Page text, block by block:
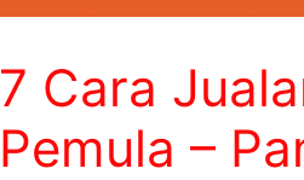
7 Cara
Pemula –